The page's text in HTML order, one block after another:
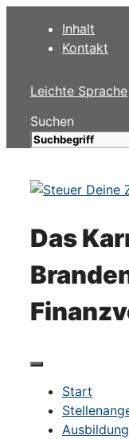
Inhalt
Kontakt
Leichte Sprache
Suchen
Das
Start